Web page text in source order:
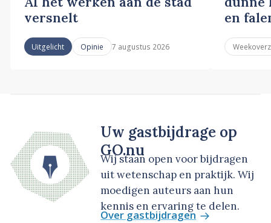
versnelt
Uitgelicht Opinie 7 augustus 2026
en
Uw gastbijdrage op
GO.nu
Wij staan open voor bijdragen
uit wetenschap en praktijk. Wij
moedigen auteurs aan hun
kennis en ervaring te delen.
Over gastbijdragen